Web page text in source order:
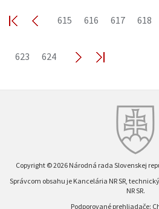
615 616 617 618
623
624
Copyright © 2026 Národná rada Slovenskej
Správcom obsahu je Kancelária NR SR,
NR SR.
Podporované prehliadače: